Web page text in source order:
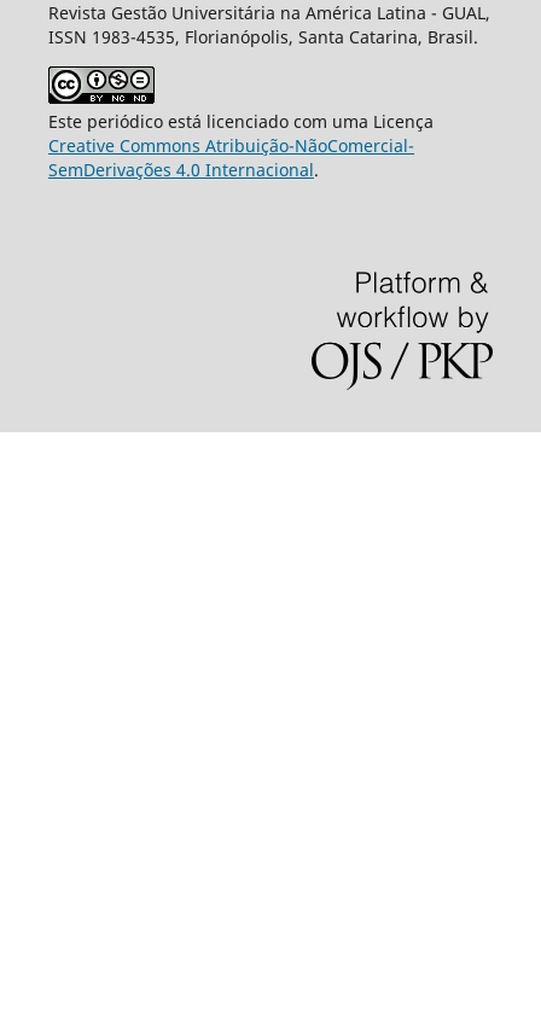
Revista Gestão Universitária na América Latina - GUAL,
ISSN 1983-4535, Florianópolis, Santa Catarina, Brasil.
Este periódico está licenciado com uma Licença
Creative Commons Atribuição-NãoComercial-
SemDerivações 4.0 Internacional.